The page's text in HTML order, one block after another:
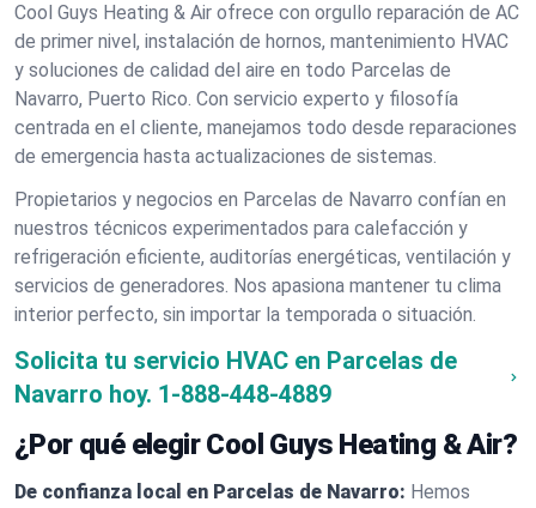
Cool Guys Heating & Air ofrece con orgullo reparación de AC
de primer nivel, instalación de hornos, mantenimiento HVAC
y soluciones de calidad del aire en todo Parcelas de
Navarro, Puerto Rico. Con servicio experto y filosofía
centrada en el cliente, manejamos todo desde reparaciones
de emergencia hasta actualizaciones de sistemas.
Propietarios y negocios en Parcelas de Navarro confían en
nuestros técnicos experimentados para calefacción y
refrigeración eficiente, auditorías energéticas, ventilación y
servicios de generadores. Nos apasiona mantener tu clima
interior perfecto, sin importar la temporada o situación.
Solicita tu servicio HVAC en Parcelas de
Navarro hoy. 1-888-448-4889
¿Por qué elegir Cool Guys Heating & Air?
De confianza local en Parcelas de Navarro: Hemos